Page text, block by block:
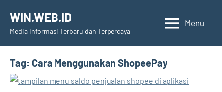
content
WIN.WEB.ID
Media Informasi Terbaru dan Terpercaya
Menu
Tag: Cara Menggunakan ShopeePay